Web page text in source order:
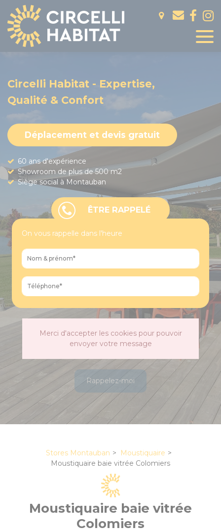
Circelli Habitat - Expertise,
Qualité & Confort
Déplacement et devis gratuit
60 ans d'expérience
Showroom de plus de 500 m2
Siège social à Montauban
ÊTRE RAPPELÉ
On vous rappelle dans l'heure
Merci d'accepter les cookies pour pouvoir
envoyer votre message
Rappelez-moi
Stores Montauban
Moustiquaire
Moustiquaire baie vitrée Colomiers
Moustiquaire baie vitrée
Colomiers
Panneau de gestion des cookies